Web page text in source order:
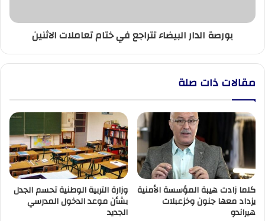
بورصة الدار البيضاء تتراجع في ختام تعاملات الاثنين
مقالات ذات صلة
كلما زادت هيبة المؤسسة الأمنية
يزداد معها جنون وخزعبلات
هيراندو
وزارة التربية الوطنية تحسم الجدل
بشأن موعد الدخول المدرسي
الجديد